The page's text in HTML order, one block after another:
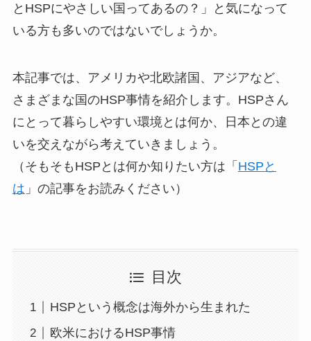
とHSPにやさしい国ってあるの？」と気になって
いる方も多いのではないでしょうか。
本記事では、アメリカや北欧諸国、アジアなど、
さまざまな国のHSP事情を紹介します。HSPさん
にとって暮らしやすい環境とは何か、日本との違
いを交えながら考えていきましょう。
（そもそもHSPとは何か知りたい方は「 HSPと
は 」の記事をお読みください）
目次
HSPという概念は海外から生まれた
欧米におけるHSP事情